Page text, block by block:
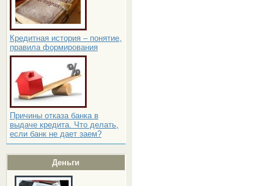
Кредитная история – понятие,
правила формирования
Причины отказа банка в
выдаче кредита. Что делать,
если банк не дает заем?
Деньги